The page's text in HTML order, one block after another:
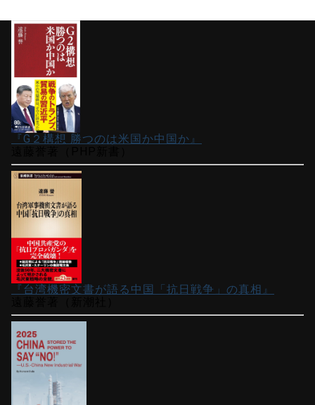
『G２構想 勝つのは米国か中国か』
『台湾機密文書が語る中国「抗日戦争」の真相』